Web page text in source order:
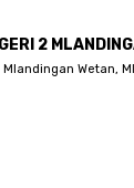
2
Mlandingan Wetan,